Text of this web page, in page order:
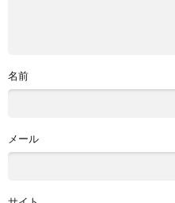
名前
メール